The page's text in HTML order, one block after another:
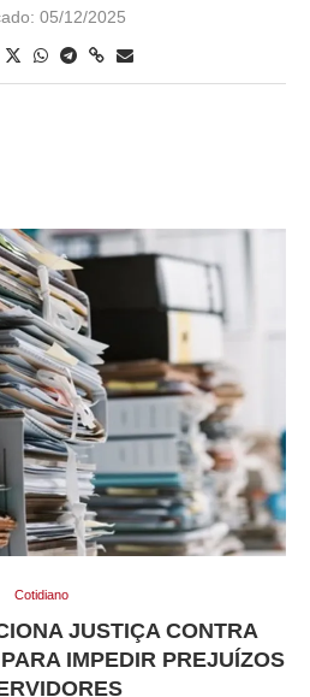
05/12/2025
Cotidiano
JUSTIÇA CONTRA
IMPEDIR PREJUÍZOS